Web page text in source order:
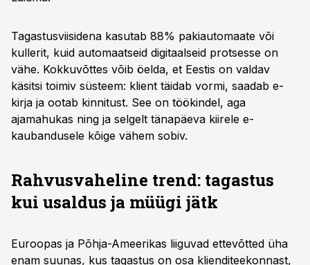
Tagastusviisidena kasutab 88% pakiautomaate või
kullerit, kuid automaatseid digitaalseid protsesse on
vähe. Kokkuvõttes võib öelda, et Eestis on valdav
käsitsi toimiv süsteem: klient täidab vormi, saadab e-
kirja ja ootab kinnitust. See on töökindel, aga
ajamahukas ning ja selgelt tänapäeva kiirele e-
kaubandusele kõige vähem sobiv.
Rahvusvaheline trend: tagastus
kui usaldus ja müügi jätk
Euroopas ja Põhja-Ameerikas liiguvad ettevõtted üha
enam suunas, kus tagastus on osa klienditeekonnast,